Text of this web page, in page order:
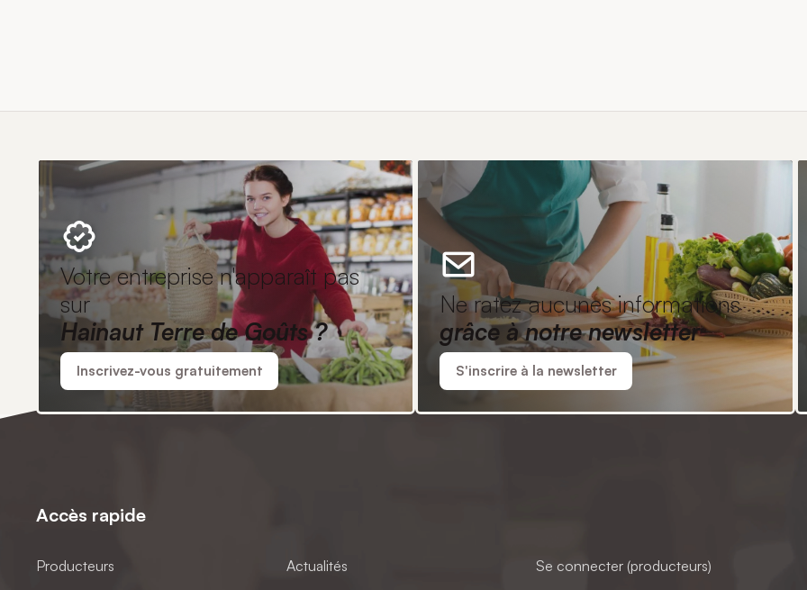
Votre entreprise n'apparaît pas
sur
Hainaut Terre de Goûts ?
Inscrivez-vous gratuitement
Ne ratez aucunes informations
grâce à notre newsletter
S'inscrire à la newsletter
Accès rapide
Producteurs
Actualités
Se connecter (producteurs)